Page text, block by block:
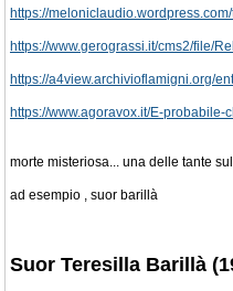
https://
https://www.gerograssi.it/cms2/file/
https://a4view.archivioflamigni.org/
https://www.agoravox.it/E-probabile-
morte misteriosa... una delle tante
ad esempio , suor barillà
Suor Teresilla Barillà